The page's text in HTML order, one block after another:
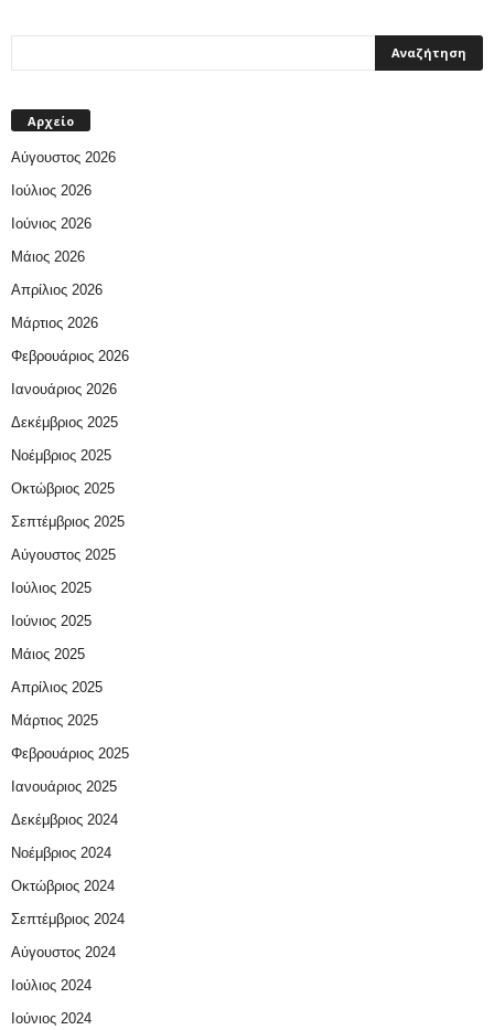
Αρχείο
Αύγουστος 2026
Ιούλιος 2026
Ιούνιος 2026
Μάιος 2026
Απρίλιος 2026
Μάρτιος 2026
Φεβρουάριος 2026
Ιανουάριος 2026
Δεκέμβριος 2025
Νοέμβριος 2025
Οκτώβριος 2025
Σεπτέμβριος 2025
Αύγουστος 2025
Ιούλιος 2025
Ιούνιος 2025
Μάιος 2025
Απρίλιος 2025
Μάρτιος 2025
Φεβρουάριος 2025
Ιανουάριος 2025
Δεκέμβριος 2024
Νοέμβριος 2024
Οκτώβριος 2024
Σεπτέμβριος 2024
Αύγουστος 2024
Ιούλιος 2024
Ιούνιος 2024